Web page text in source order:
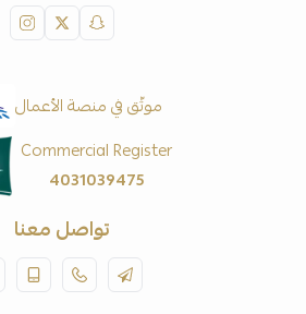
موثّق في منصة الأعمال
Commercial Register
4031039475
تواصل معنا